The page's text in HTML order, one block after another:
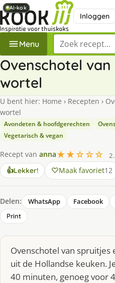
Inloggen
Menu Zoek een recept
Ovenschotel
wortel
U bent hier: Home › Recepten ›
wortel
Avondeten & hoofdgerechten
Vegetarisch & vegan
Recept van anna★★☆☆☆
👍Lekker! Maak favoriet12
Delen: WhatsApp Facebook
Print
Ovenschotel van
uit de Hollandse keuken.
40 minuten, genoeg voor
AI-kok
AI-kok
AI-kok
AI-kok
AI-kok
AI-kok